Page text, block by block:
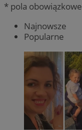
* pola obowiązkowe
Najnowsze
Popularne